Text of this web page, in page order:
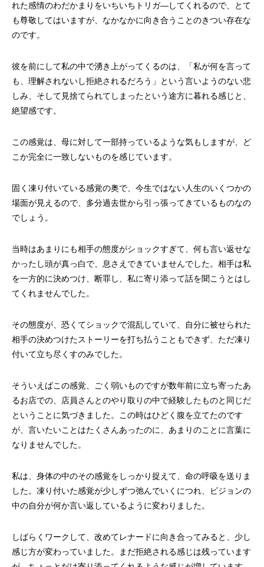
れた感情のわだかまりをいちいちトリガ―してくれるので、とて
も尊敬してはいますが、なかなかに向き合うことのきつい存在な
のです。
彼を前にして私の中で湧き上がってくるのは、「私が何を言って
も、理解されないし拒絶されるだろう」という言いようのない悲
しみ、そして見捨てられてしまったという途方に暮れる感じと、
絶望感です。
この感覚は、母に対して一部持っているような気もしますが、ど
こか完全に一致しないものを感じています。
固く凍り付いている感覚の奥で、今生ではない人生のいくつかの
場面が見えるので、多分過去世から引っ張ってきているものなの
でしょう。
当時はあまりにも相手の態度がショックすぎて、何も言い返せな
かったし頭が真っ白で、息さえできていませんでした。相手は私
を一方的に決めつけ、断罪し、私に寄り添って話を聞こうとはし
てくれませんでした。
その態度が、恐くてショックで混乱していて、自分に被せられた
相手の決めつけたストーリーを打ち払うこともできず、ただ凍り
付いて立ち尽くすのみでした。
そういえばこの感覚、ごく弱いものですが数年前に立ち寄ったあ
るお店での、店員さんとのやり取りの中で経験したものと同じだ
ということに気づきました。この時はひどく腹を立てたのです
が、言いたいことはたくさんあったのに、あまりのことに言葉に
なりませんでした。
私は、身体の中のその感覚をしっかり捉えて、命の呼吸を送りま
した。凍り付いた感覚が少しずつ弛んでいくにつれ、ビジョンの
中の自分が何か言い返しているように変わりました。
しばらくワークして、改めてレナードに向き合ってみると、少し
感じ方が変わっていました。まだ拒絶される感じは残っています